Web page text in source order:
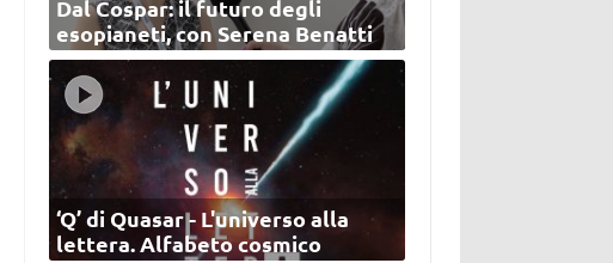
Dal Cospar: il futuro degli
esopianeti, con Serena Benatti
‘Q’ di Quasar - L'universo alla
lettera. Alfabeto cosmico